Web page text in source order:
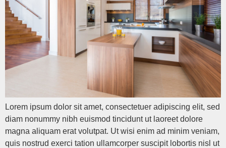
Lorem ipsum dolor sit amet, consectetuer adipiscing elit, sed
diam nonummy nibh euismod tincidunt ut laoreet dolore
magna aliquam erat volutpat. Ut wisi enim ad minim veniam,
quis nostrud exerci tation ullamcorper suscipit lobortis nisl ut